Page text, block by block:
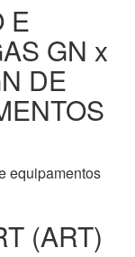
E
GN x
DE
equipamentos
(ART)